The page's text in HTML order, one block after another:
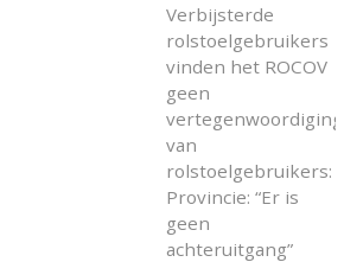
Verbijsterde
rolstoelgebruikers
vinden het ROCOV
geen
vertegenwoordiging
van
rolstoelgebruikers:
Provincie: “Er is
geen
achteruitgang”